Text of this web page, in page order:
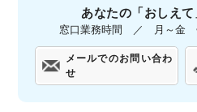
あなたの「おしえ
窓口業務時間 ／ 月～金
メールでのお問い合わ
せ